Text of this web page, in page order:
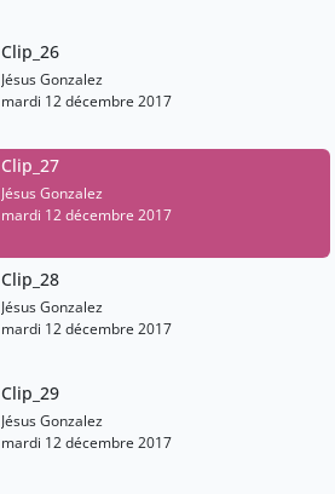
Clip_26
Jésus Gonzalez
mardi 12 décembre 2017
Clip_27
Jésus Gonzalez
mardi 12 décembre 2017
Clip_28
Jésus Gonzalez
mardi 12 décembre 2017
Clip_29
Jésus Gonzalez
mardi 12 décembre 2017